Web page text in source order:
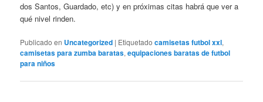
dos Santos, Guardado, etc) y en próximas citas habrá que ver a
qué nivel rinden.
Publicado en Uncategorized | Etiquetado camisetas futbol xxl,
camisetas para zumba baratas,equipaciones baratas de futbol
para niños